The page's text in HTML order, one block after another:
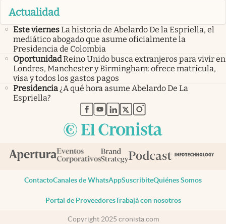
Actualidad
Este viernesLa historia de Abelardo De la Espriella, el
mediático abogado que asume oficialmente la
Presidencia de Colombia
OportunidadReino Unido busca extranjeros para vivir en
Londres, Manchester y Birmingham: ofrece matrícula,
visa y todos los gastos pagos
Presidencia¿A qué hora asume Abelardo De La
Espriella?
abre en nueva pestaña
abre en nueva pestaña
abre en nueva pestaña
abre en nueva pestaña
abre en nueva pestaña
ContactoCanales de WhatsAppSuscribiteQuiénes Somos
Portal de ProveedoresTrabajá con nosotros
Copyright 2025 cronista.com